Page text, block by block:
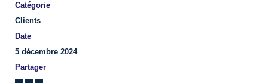
Catégorie
Clients
Date
5 décembre 2024
Partager